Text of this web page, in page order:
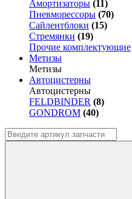
Амортизаторы (11)
Пневморессоры (70)
Сайлентблоки (15)
Стремянки (19)
Прочие комплектующие
Метизы
Метизы
Автоцистерны
Автоцистерны
FELDBINDER (8)
GONDROM (40)